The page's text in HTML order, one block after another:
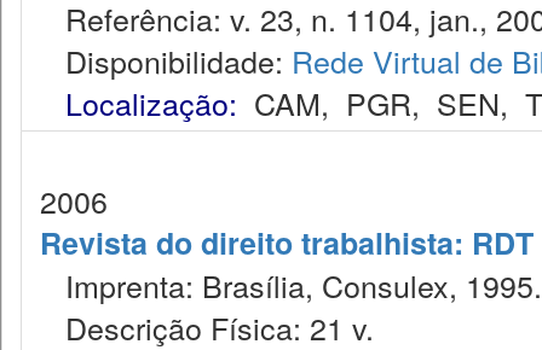
Referência: v. 23, n. 1104, jan.,
Disponibilidade: Rede Virtual de
Localização: CAM, PGR, SEN,
2006
Revista do direito trabalhista: RDT
Imprenta: Brasília, Consulex, 1995.
Descrição Física: 21 v.